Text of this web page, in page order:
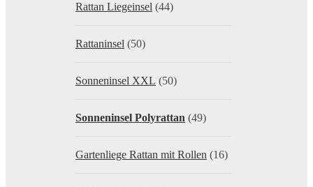
Rattan Liegeinsel (44)
Rattaninsel (50)
Sonneninsel XXL (50)
Sonneninsel Polyrattan (49)
Gartenliege Rattan mit Rollen (16)